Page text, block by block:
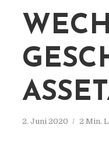
2. Juni 2020 2 Min.